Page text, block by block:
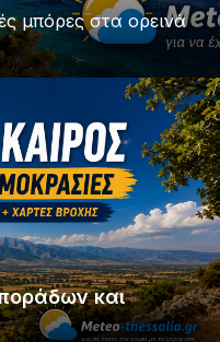
μπόρες στα ορεινά
και